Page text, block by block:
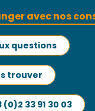
avec nos
questions
trouver
(0)2 33 91 30 03